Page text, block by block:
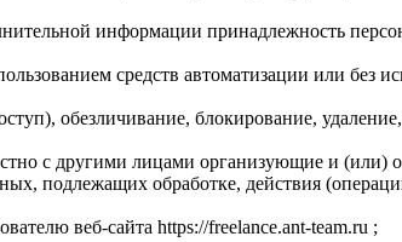
информации принадлежность
средств автоматизации или без
обезличивание, блокирование,
с другими лицами организующие и (или)
подлежащих обработке, действия
веб-сайта https://freelance.ant-team.ru ;